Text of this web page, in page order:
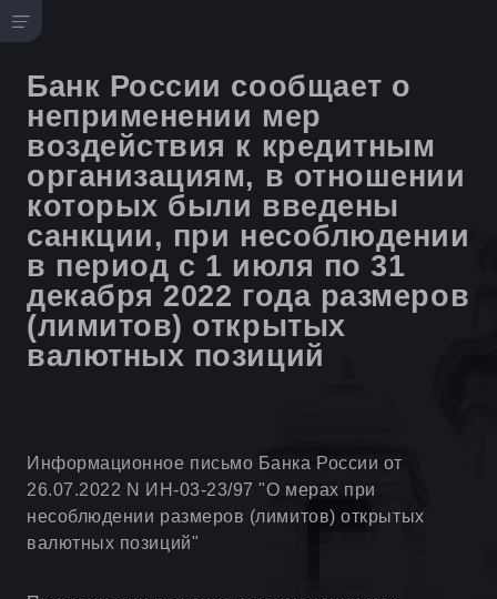
Банк России сообщает о
неприменении мер
воздействия к кредитным
организациям, в отношении
которых были введены
санкции, при несоблюдении
в период с 1 июля по 31
декабря 2022 года размеров
(лимитов) открытых
валютных позиций
Информационное письмо Банка России от
26.07.2022 N ИН-03-23/97 "О мерах при
несоблюдении размеров (лимитов) открытых
валютных позиций"